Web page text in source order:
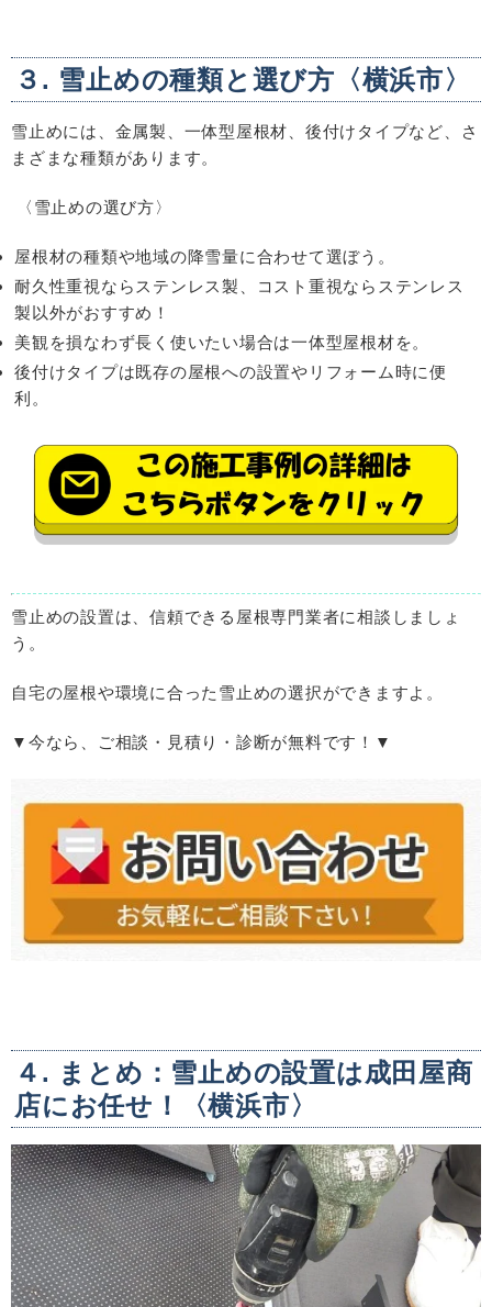
３. 雪止めの種類と選び方〈横浜市〉
雪止めには、金属製、一体型屋根材、後付けタイプなど、さ
まざまな種類があります。
〈雪止めの選び方〉
屋根材の種類や地域の降雪量に合わせて選ぼう。
耐久性重視ならステンレス製、コスト重視ならステンレス
製以外がおすすめ！
美観を損なわず長く使いたい場合は一体型屋根材を。
後付けタイプは既存の屋根への設置やリフォーム時に便
利。
雪止めの設置は、信頼できる屋根専門業者に相談しましょ
う。
自宅の屋根や環境に合った雪止めの選択ができますよ。
▼今なら、ご相談・見積り・診断が無料です！▼
４. まとめ：雪止めの設置は成田屋商
店にお任せ！〈横浜市〉